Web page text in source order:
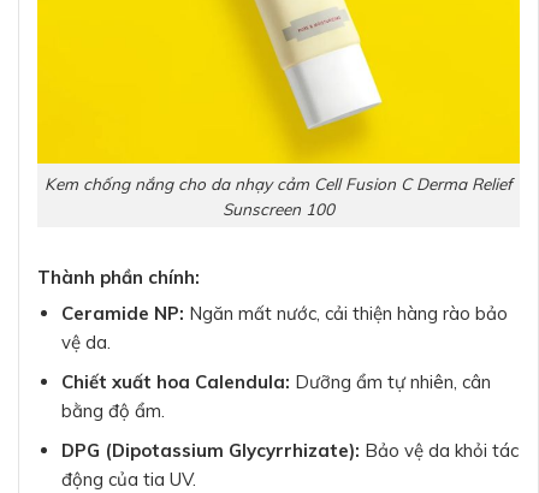
Kem chống nắng cho da nhạy cảm Cell Fusion C Derma Relief
Sunscreen 100
Thành phần chính:
Ceramide NP: Ngăn mất nước, cải thiện hàng rào bảo
vệ da.
Chiết xuất hoa Calendula: Dưỡng ẩm tự nhiên, cân
bằng độ ẩm.
DPG (Dipotassium Glycyrrhizate): Bảo vệ da khỏi tác
động của tia UV.